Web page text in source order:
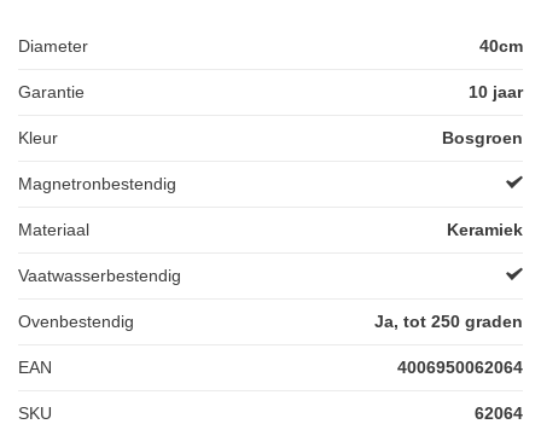
Diameter 40cm
Garantie 10 jaar
Kleur Bosgroen
Magnetronbestendig
Materiaal Keramiek
Vaatwasserbestendig
Ovenbestendig Ja, tot 250 graden
EAN 4006950062064
SKU 62064